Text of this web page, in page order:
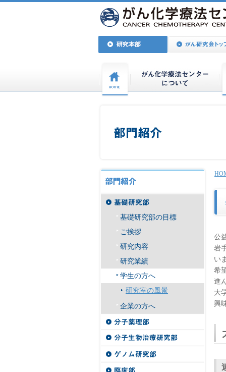
公
岩
い
希
進
大
興
基礎研究部の目標
ご挨拶
研究内容
研究業績
学生の方へ
研究室の風景
企業の方へ